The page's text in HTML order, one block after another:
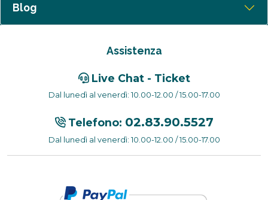
Blog
Assistenza
Live Chat - Ticket
Dal lunedì al venerdì: 10.00-12.00 / 15.00-17.00
Telefono: 02.83.90.5527
Dal lunedì al venerdì: 10.00-12.00 / 15.00-17.00